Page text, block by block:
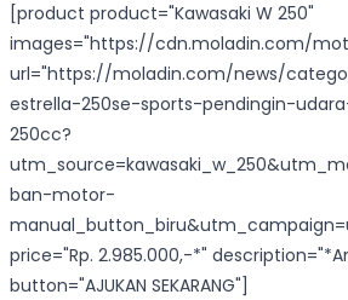
[product product="Kawasaki W 250"
images="https://cdn.moladin.com/
url="https://moladin.com/news/
estrella-250se-sports-pendingin-
250cc?
ban-motor-
price="Rp. 2.985.000,-*"
button="AJUKAN SEKARANG"]